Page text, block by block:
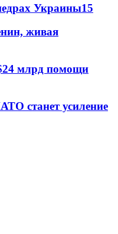
Украины15
живая
млрд помощи
станет усиление